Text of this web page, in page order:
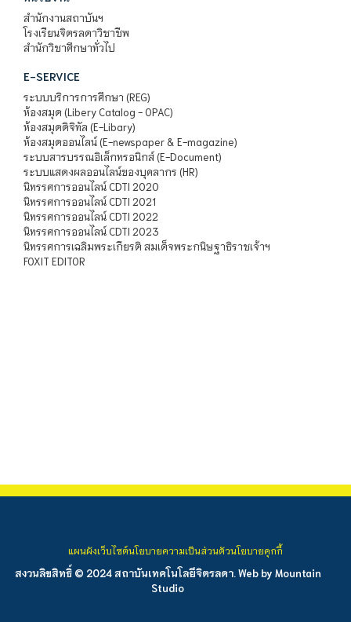
สำนักงานสถาบันฯ
โรงเรียนจิตรลดาวิชาชีพ
สำนักวิชาศึกษาทั่วไป
E-SERVICE
ระบบบริการการศึกษา (REG)
ห้องสมุด (Libery Catalog - OPAC)
ห้องสมุดดิจิทัล (E-Libary)
ห้องสมุดออนไลน์ (E-newspaper & E-magazine)
ระบบสารบรรณอิเล็กทรอนิกส์ (E-Document)
ระบบแสดงผลออนไลน์ของบุคลากร (HR)
นิทรรศการออนไลน์ CDTI 2020
นิทรรศการออนไลน์ CDTI 2021
นิทรรศการออนไลน์ CDTI 2022
นิทรรศการออนไลน์ CDTI 2023
นิทรรศการเฉลิมพระเกียรติ สมเด็จพระกนิษฐาธิราชเจ้าฯ
FOXIT EDITOR
สงวนลิขสิทธิ์ © 2024 สถาบันเทคโนโลยีจิตรลดา. Web by Mountain
Studio
แผนผังเว็บไซต์นโยบายความเป็นส่วนตัวนโยบายคุกกี้